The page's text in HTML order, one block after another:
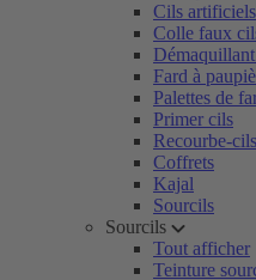
Cils artificiels
Colle faux
Fard à
Palettes de
Primer cils
Recourbe-cils
Coffrets
Kajal
Sourcils
Sourcils
Tout afficher
Teinture